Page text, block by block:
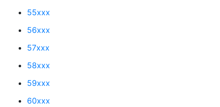
55xxx
56xxx
57xxx
58xxx
59xxx
60xxx